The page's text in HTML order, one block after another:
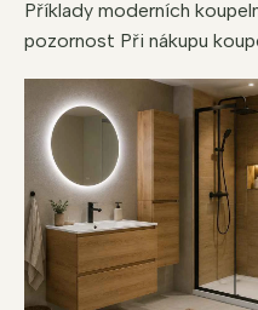
Příklady moderních
pozornost Při nákupu